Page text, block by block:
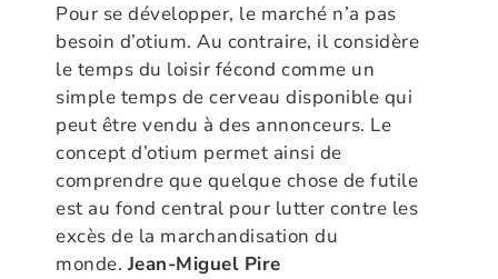
Pour se développer, le marché n’a pas
besoin d’otium. Au contraire, il considère
le temps du loisir fécond comme un
simple temps de cerveau disponible qui
peut être vendu à des annonceurs. Le
concept d’otium permet ainsi de
comprendre que quelque chose de futile
est au fond central pour lutter contre les
excès de la marchandisation du
monde. Jean-Miguel Pire